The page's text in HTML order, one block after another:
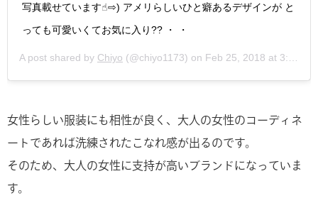
写真載せています☝︎⇨) アメリらしいひと癖あるデザインが と
っても可愛いくてお気に入り?? ・ ・
A post shared by Chiyo (@chiyo1173) on Feb 25, 2018 at 3:05am PST
女性らしい服装にも相性が良く、大人の女性のコーディネ
ートであれば洗練されたこなれ感が出るのです。
そのため、大人の女性に支持が高いブランドになっていま
す。